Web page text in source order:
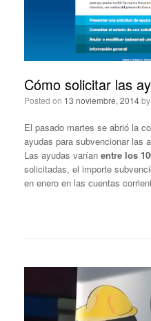
Cómo solicitar las
Posted on 13 noviembre, 2014by
El pasado martes se abrió la
ayudas para subvencionar las
Las ayudas varían entre los
solicitadas, el importe
en enero en las cuentas